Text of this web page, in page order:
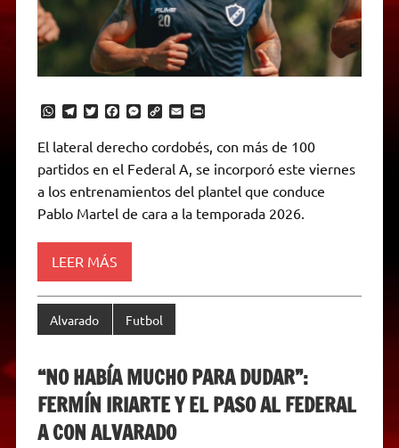
W
a
t
s
p
p
T
e
g
a
m
T
t
t
r
F
e
b
o
k
M
s
e
g
e
C
y
L
n
k
E
a
i
l
P
n
t
F
r
i
El lateral derecho cordobés, con más de 100
partidos en el Federal A, se incorporó este viernes
a los entrenamientos del plantel que conduce
Pablo Martel de cara a la temporada 2026.
LEER MÁS
Alvarado Futbol
“NO HABÍA MUCHO PARA DUDAR”:
FERMÍN IRIARTE Y EL PASO AL FEDERAL
A CON ALVARADO